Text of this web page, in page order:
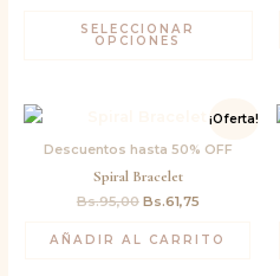
SELECCIONAR
OPCIONES
¡Oferta!
Descuentos hasta 50% OFF
Spiral Bracelet
Bs.95,00
original
Bs.95,00.
Bs.61,75
precio
actual
AÑADIR AL CARRITO